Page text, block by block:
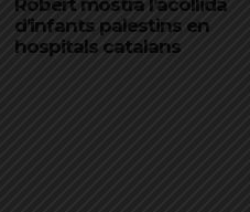
d’infants palestins en
hospitals catalans